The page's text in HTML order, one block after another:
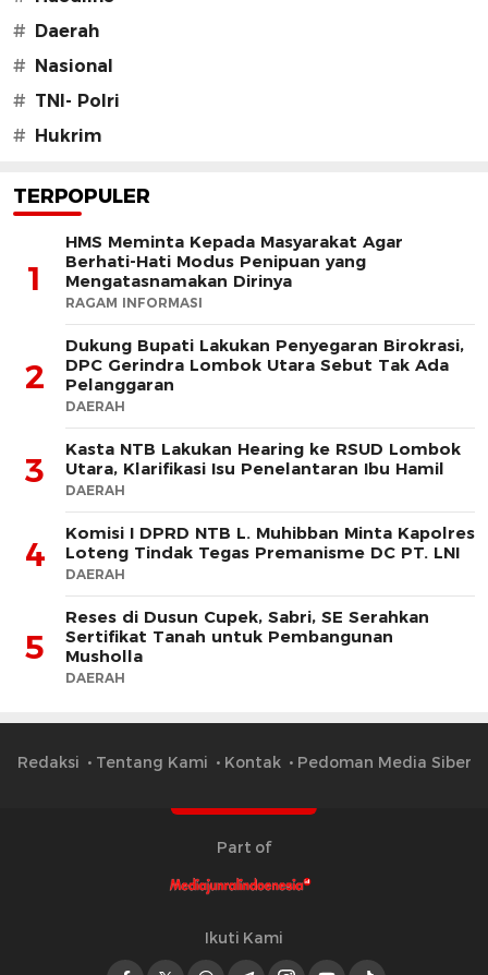
# Daerah
# Nasional
# TNI- Polri
# Hukrim
TERPOPULER
1
HMS Meminta Kepada Masyarakat Agar
Berhati-Hati Modus Penipuan yang
Mengatasnamakan Dirinya
RAGAM INFORMASI
2
Dukung Bupati Lakukan Penyegaran Birokrasi,
DPC Gerindra Lombok Utara Sebut Tak Ada
Pelanggaran
DAERAH
3
Kasta NTB Lakukan Hearing ke RSUD Lombok
Utara, Klarifikasi Isu Penelantaran Ibu Hamil
DAERAH
4
Komisi I DPRD NTB L. Muhibban Minta Kapolres
Loteng Tindak Tegas Premanisme DC PT. LNI
DAERAH
5
Reses di Dusun Cupek, Sabri, SE Serahkan
Sertifikat Tanah untuk Pembangunan
Musholla
DAERAH
Redaksi Tentang Kami Kontak Pedoman Media Siber
Part of
Ikuti Kami